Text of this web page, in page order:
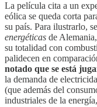
La película cita a un
eólica se queda corta
su país. Para ilustrarlo,
energéticas de
su totalidad con
palidecen en
notado que se está
la demanda de
(que además del
industriales de la